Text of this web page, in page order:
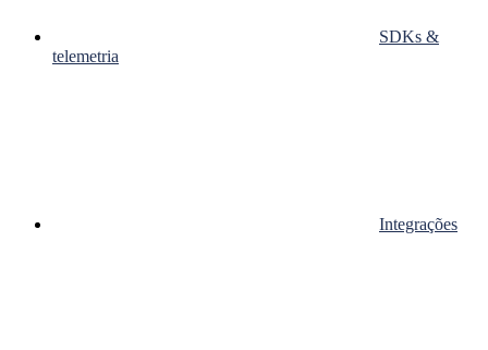
SDKs &
telemetria
Integrações